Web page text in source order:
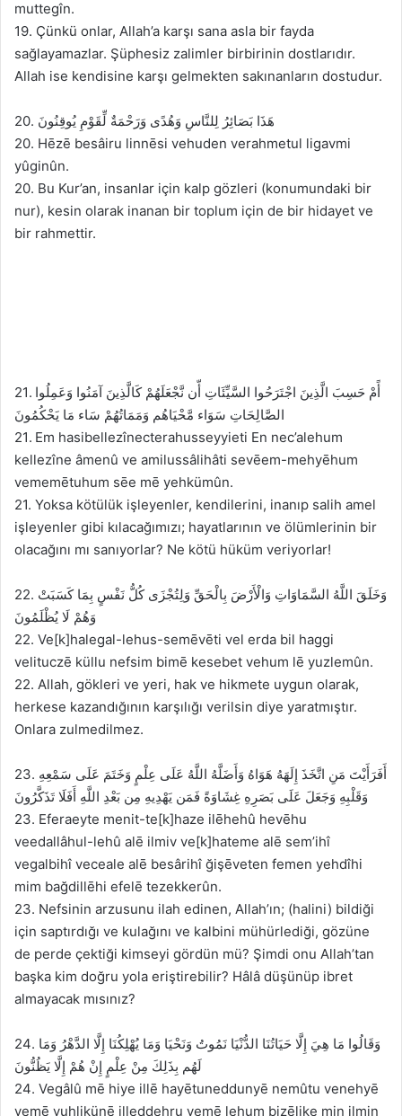
muttegîn.
19. Çünkü onlar, Allah’a karşı sana asla bir fayda
sağlayamazlar. Şüphesiz zalimler birbirinin dostlarıdır.
Allah ise kendisine karşı gelmekten sakınanların dostudur.
20. هَذَا بَصَائِرُ لِلنَّاسِ وَهُدًى وَرَحْمَةٌ لِّقَوْمِ يُوقِنُونَ
20. Hēzē besâiru linnēsi vehuden verahmetul ligavmi
yûginûn.
20. Bu Kur’an, insanlar için kalp gözleri (konumundaki bir
nur), kesin olarak inanan bir toplum için de bir hidayet ve
bir rahmettir.
21. أًمْ حَسِبَ الَّذِينَ اجْتَرَحُوا السَّيِّئَاتِ أّن نَّجْعَلَهُمْ كَالَّذِينَ آمَنُوا وَعَمِلُوا
الصَّالِحَاتِ سَوَاء مَّحْيَاهُم وَمَمَاتُهُمْ سَاء مَا يَحْكُمُونَ
21. Em hasibellezînecterahusseyyieti En nec’alehum
kellezîne âmenû ve amilussâlihâti sevēem-mehyēhum
vememētuhum sēe mē yehkümûn.
21. Yoksa kötülük işleyenler, kendilerini, inanıp salih amel
işleyenler gibi kılacağımızı; hayatlarının ve ölümlerinin bir
olacağını mı sanıyorlar? Ne kötü hüküm veriyorlar!
22. وَخَلَقَ اللَّهُ السَّمَاوَاتِ وَالْأَرْضَ بِالْحَقِّ وَلِتُجْزَى كُلُّ نَفْسٍ بِمَا كَسَبَتْ
وَهُمْ لَا يُظْلَمُونَ
22. Ve[k]halegal-lehus-semēvēti vel erda bil haggi
velituczē küllu nefsim bimē kesebet vehum lē yuzlemûn.
22. Allah, gökleri ve yeri, hak ve hikmete uygun olarak,
herkese kazandığının karşılığı verilsin diye yaratmıştır.
Onlara zulmedilmez.
23. أَفَرَأَيْتَ مَنِ اتَّخَذَ إِلَهَهُ هَوَاهُ وَأَضَلَّهُ اللَّهُ عَلَى عِلْمٍ وَخَتَمَ عَلَى سَمْعِهِ
وَقَلْبِهِ وَجَعَلَ عَلَى بَصَرِهِ غِشَاوَةً فَمَن يَهْدِيهِ مِن بَعْدِ اللَّهِ أَفَلَا تَذَكَّرُونَ
23. Eferaeyte menit-te[k]haze ilēhehû hevēhu
veedallâhul-lehû alē ilmiv ve[k]hateme alē sem’ihî
vegalbihî veceale alē besârihî ğişēveten femen yehdîhi
mim bağdillēhi efelē tezekkerûn.
23. Nefsinin arzusunu ilah edinen, Allah’ın; (halini) bildiği
için saptırdığı ve kulağını ve kalbini mühürlediği, gözüne
de perde çektiği kimseyi gördün mü? Şimdi onu Allah’tan
başka kim doğru yola eriştirebilir? Hâlâ düşünüp ibret
almayacak mısınız?
24. وَقَالُوا مَا هِيَ إِلَّا حَيَاتُنَا الدُّنْيَا نَمُوتُ وَنَحْيَا وَمَا يُهْلِكُنَا إِلَّا الدَّهْرُ وَمَا
لَهُم بِذَلِكَ مِنْ عِلْمٍ إِنْ هُمْ إِلَّا يَظُنُّونَ
24. Vegâlû mē hiye illē hayētuneddunyē nemûtu venehyē
vemē yuhlikünē illeddehru vemē lehum bizēlike min ilmin